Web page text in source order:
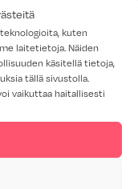
kuten
laitetietoja. Näiden
käsitellä tietoja,
tällä sivustolla.
vaikuttaa haitallisesti